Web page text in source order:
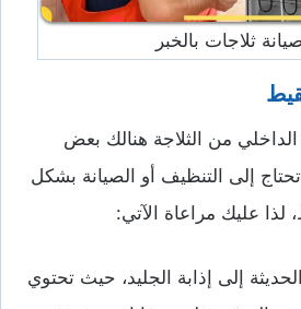
ثلاجات بالخبر
الداخلي من الثلاجة هنالك بعض
إلى التنظيف أو الصيانة بشكل
لذا عليك مراعاة الآتي:
إلى إذابة الجليد، حيث تحتوي